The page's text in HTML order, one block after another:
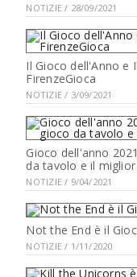
NOTIZIE / 28/09/2021
Il Gioco dell'Anno e
FirenzeGioca
NOTIZIE / 3/09/2021
Gioco dell'anno
da tavolo e il
NOTIZIE / 9/04/2021
Not the End è il
NOTIZIE / 1/11/2020